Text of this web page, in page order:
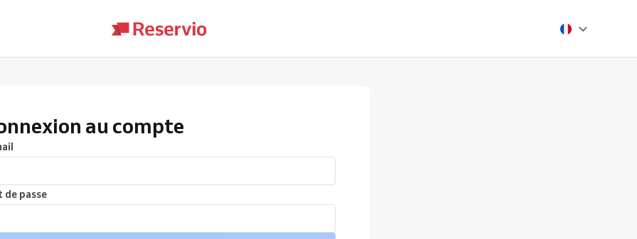
au compte
de passe